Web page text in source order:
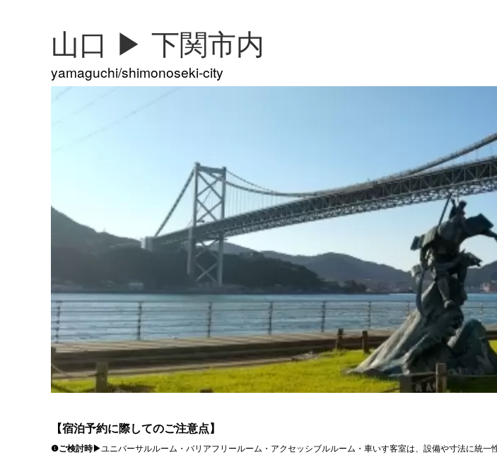
山口 ▶︎ 下関市内
yamaguchi/shimonoseki-city
【宿泊予約に際してのご注意点】
❶ご検討時▶ユニバーサルルーム・バリアフリールーム・アクセッシブルルーム・車いす客室は、設備や寸法に統